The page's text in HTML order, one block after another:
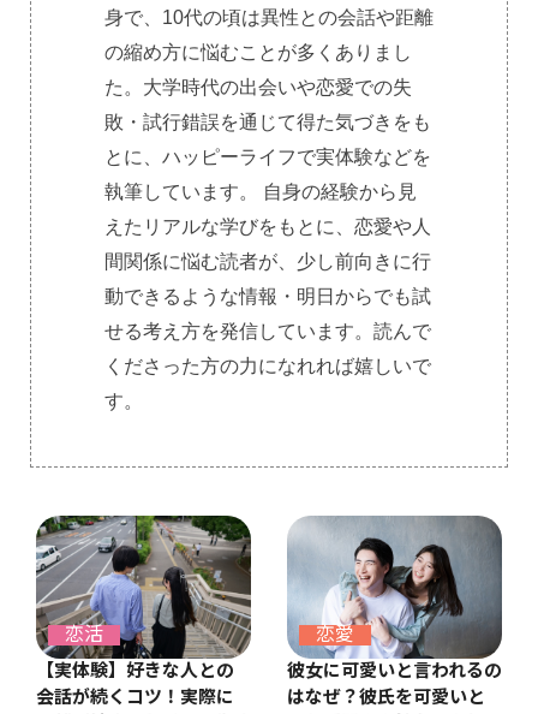
身で、10代の頃は異性との会話や距離
の縮め方に悩むことが多くありまし
た。大学時代の出会いや恋愛での失
敗・試行錯誤を通じて得た気づきをも
とに、ハッピーライフで実体験などを
執筆しています。 自身の経験から見
えたリアルな学びをもとに、恋愛や人
間関係に悩む読者が、少し前向きに行
動できるような情報・明日からでも試
せる考え方を発信しています。読んで
くださった方の力になれれば嬉しいで
す。
恋活
【実体験】好きな人との
会話が続くコツ！実際に
恋愛
彼女に可愛いと言われるの
はなぜ？彼氏を可愛いと